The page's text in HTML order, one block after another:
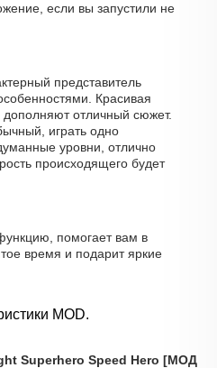
если вы запустили не
представитель
Красивая
дополняют отличный сюжет.
играть одно
уровни, отлично
происходящего будет
помогает вам в
время и подарит яркие
MOD.
Superhero Speed Hero [МОД